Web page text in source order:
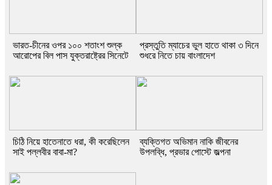
ভারত-চীনের ওপর ১০০ শতাংশ শুল্ক
আরোপের বিল পাস যুক্তরাষ্ট্রের সিনেটে
প্রস্তুতি ম্যাচের ভুল হাতে থাকা ৩ দিনে
শুধরে নিতে চায় বাংলাদেশ
চিঠি নিয়ে হাতেনাতে ধরা, কী করেছিলেন
সাই পল্লবীর বাবা-মা?
ব্যক্তিগত অভিমান নাকি জীবনের
উপলব্ধি, প্রভার পোস্টে জল্পনা